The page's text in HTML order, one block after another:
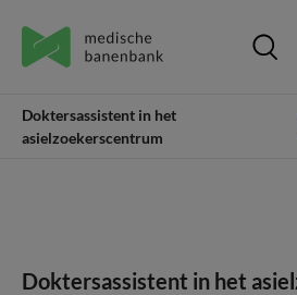
Doktersassistent in het
asielzoekerscentrum
Doktersassistent in het